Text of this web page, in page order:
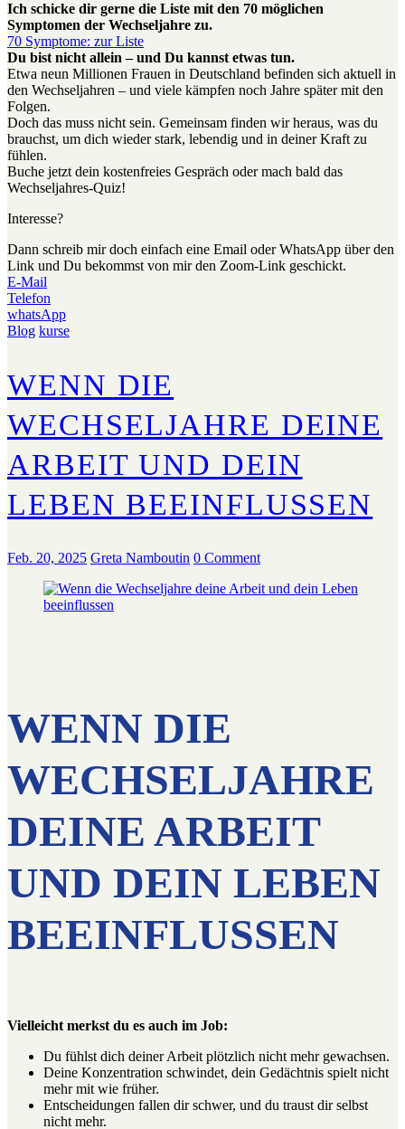
Ich schicke dir gerne die Liste mit den 70 möglichen
Symptomen der Wechseljahre zu.
70 Symptome: zur Liste
Du bist nicht allein – und Du kannst etwas tun.
Etwa neun Millionen Frauen in Deutschland befinden sich aktuell in
den Wechseljahren – und viele kämpfen noch Jahre später mit den
Folgen.
Doch das muss nicht sein. Gemeinsam finden wir heraus, was du
brauchst, um dich wieder stark, lebendig und in deiner Kraft zu
fühlen.
Buche jetzt dein kostenfreies Gespräch oder mach bald das
Wechseljahres-Quiz!
Interesse?
Dann schreib mir doch einfach eine Email oder WhatsApp über den
Link und Du bekommst von mir den Zoom-Link geschickt.
E-Mail
Telefon
whatsApp
Blog kurse
WENN DIE
WECHSELJAHRE DEINE
ARBEIT UND DEIN
LEBEN BEEINFLUSSEN
Feb. 20, 2025 Greta Namboutin 0 Comment
WENN DIE
WECHSELJAHRE
DEINE ARBEIT
UND DEIN LEBEN
BEEINFLUSSEN
Vielleicht merkst du es auch im Job:
Du fühlst dich deiner Arbeit plötzlich nicht mehr gewachsen.
Deine Konzentration schwindet, dein Gedächtnis spielt nicht
mehr mit wie früher.
Entscheidungen fallen dir schwer, und du traust dir selbst
nicht mehr.